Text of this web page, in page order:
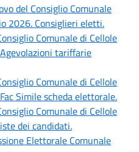
del Consiglio Comunale
2026. Consiglieri eletti.
Comunale di Cellole
tariffarie
Comunale di Cellole
Simile scheda elettorale.
Comunale di Cellole
dei candidati.
Elettorale Comunale